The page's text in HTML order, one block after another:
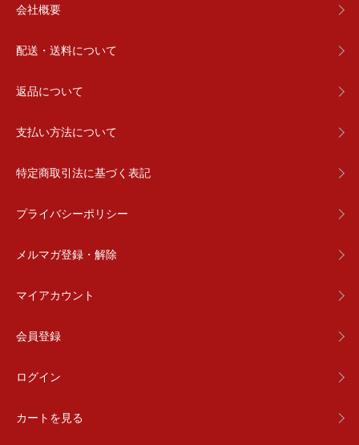
会社概要
配送・送料について
返品について
支払い方法について
特定商取引法に基づく表記
プライバシーポリシー
メルマガ登録・解除
マイアカウント
会員登録
ログイン
カートを見る